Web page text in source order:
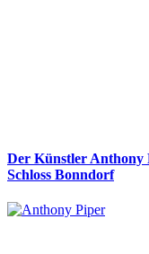
Der Künstler Anthony
Schloss Bonndorf